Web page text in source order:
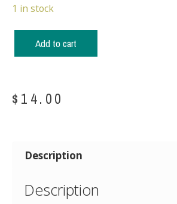
1 in stock
Add to cart
$ 14.00
Description
Description